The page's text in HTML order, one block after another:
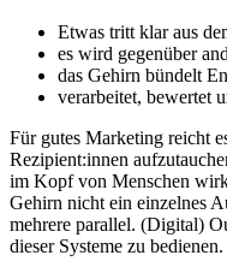
Etwas tritt klar aus
es wird gegenüber
das Gehirn bündelt
verarbeitet, bewertet
Für gutes Marketing reicht
Rezipient:innen
im Kopf von Menschen
Gehirn nicht ein einzelnes
mehrere parallel. (Digital)
dieser Systeme zu bedienen.